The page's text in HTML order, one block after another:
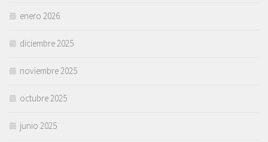
enero 2026
diciembre 2025
noviembre 2025
octubre 2025
junio 2025